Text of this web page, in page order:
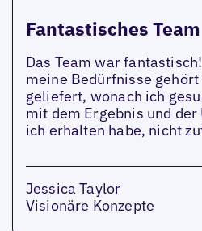
Fantastisches Team
Das Team war
meine Bedürfnisse gehört
geliefert, wonach ich
mit dem Ergebnis und
ich erhalten habe, nicht
Jessica Taylor
Visionäre Konzepte